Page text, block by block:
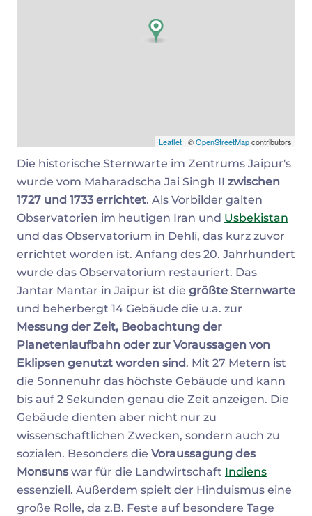
Leaflet | ©OpenStreetMapcontributors
Die historische Sternwarte im Zentrums Jaipur's
wurde vom Maharadscha Jai Singh II zwischen
1727 und 1733 errichtet. Als Vorbilder galten
Observatorien im heutigen Iran und Usbekistan
und das Observatorium in Dehli, das kurz zuvor
errichtet worden ist. Anfang des 20. Jahrhundert
wurde das Observatorium restauriert. Das
Jantar Mantar in Jaipur ist die größte Sternwarte
und beherbergt 14 Gebäude die u.a. zur
Messung der Zeit, Beobachtung der
Planetenlaufbahn oder zur Voraussagen von
Eklipsen genutzt worden sind . Mit 27 Metern ist
die Sonnenuhr das höchste Gebäude und kann
bis auf 2 Sekunden genau die Zeit anzeigen. Die
Gebäude dienten aber nicht nur zu
wissenschaftlichen Zwecken, sondern auch zu
sozialen. Besonders die Voraussagung des
Monsunswar für die Landwirtschaft Indiens
essenziell. Außerdem spielt der Hinduismus eine
große Rolle, da z.B. Feste auf besondere Tage